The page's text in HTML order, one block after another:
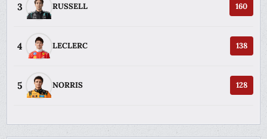
3 RUSSELL 160
4 LECLERC 138
5 NORRIS 128